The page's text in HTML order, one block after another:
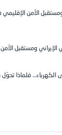
ومستقبل الأمن
الإيراني ومستقبل الأمن
الكهرباء… فلماذا